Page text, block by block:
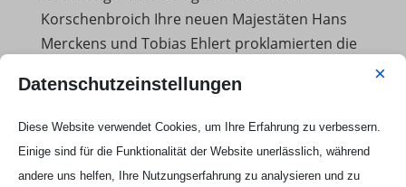
Korschenbroich Ihre neuen Majestäten Hans
Merckens und Tobias Ehlert proklamierten die
Sankt Sebastianus und Sankt Katharina
Datenschutzeinstellungen ×
Diese Website verwendet Cookies, um Ihre Erfahrung zu verbessern.
Einige sind für die Funktionalität der Website unerlässlich, während
andere uns helfen, Ihre Nutzungserfahrung zu analysieren und zu